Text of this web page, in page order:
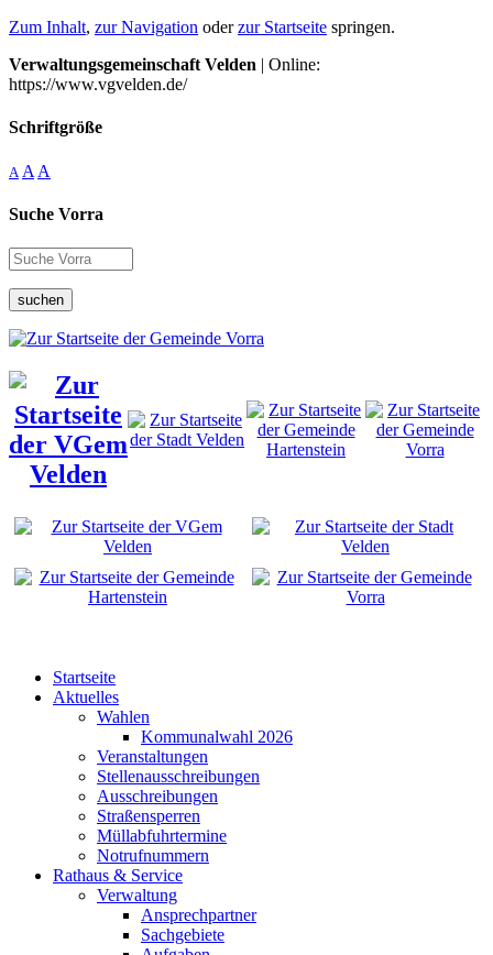
Zum Inhalt, zur Navigation oderzur Startseite springen.
Verwaltungsgemeinschaft Velden | Online:
https://www.vgvelden.de/
Schriftgröße
A A A
Suche Vorra
suchen
Startseite
Aktuelles
Wahlen
Kommunalwahl 2026
Veranstaltungen
Stellenausschreibungen
Ausschreibungen
Straßensperren
Müllabfuhrtermine
Notrufnummern
Rathaus & Service
Verwaltung
Ansprechpartner
Sachgebiete